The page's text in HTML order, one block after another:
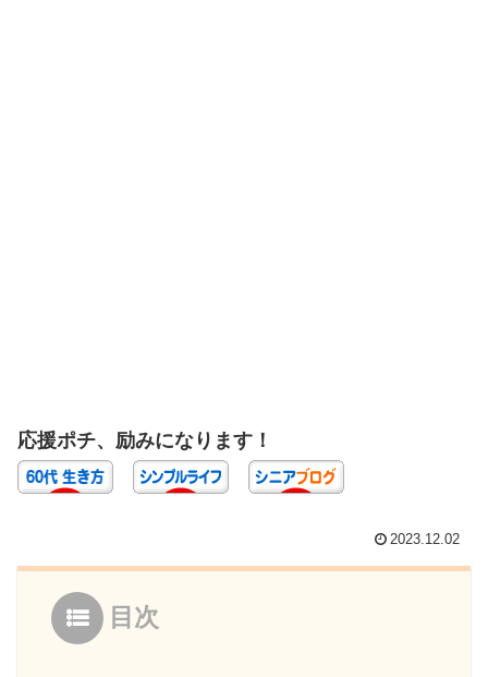
応援ポチ、励みになります！
2023.12.02
目次